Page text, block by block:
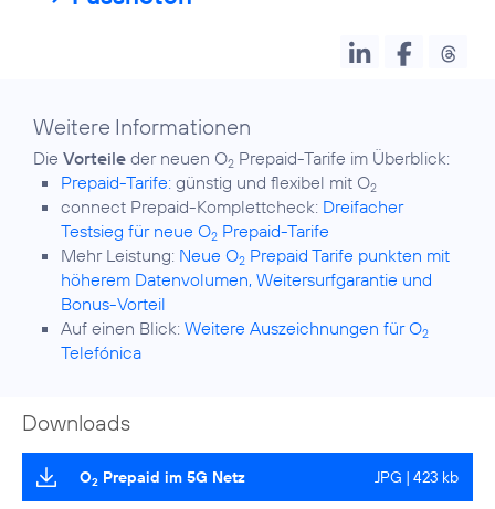
Weitere Informationen
Die Vorteile der neuen O2
Prepaid-Tarife: günstig und flexibel mit O2
connect Prepaid-Komplettcheck: Dreifacher
Testsieg für neue O2 Prepaid-Tarife
Mehr Leistung: Neue O2 Prepaid Tarife punkten mit
höherem Datenvolumen, Weitersurfgarantie und
Bonus-Vorteil
Auf einen Blick: Weitere Auszeichnungen für O2
Telefónica
Downloads
O2 Prepaid im 5G Netz JPG | 423 kb